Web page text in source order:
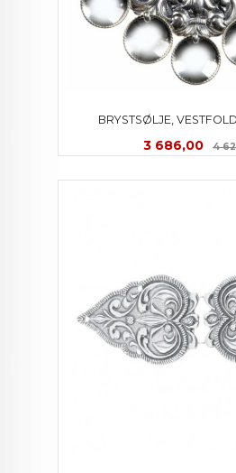
BRYSTSØLJE,
Tilbud
3 686,00 4